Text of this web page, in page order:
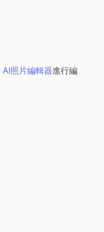
AI照片編輯器進行編